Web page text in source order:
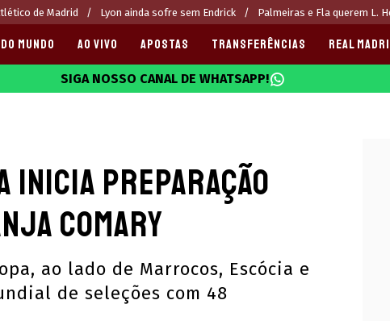
de Madrid Lyon ainda sofre sem Endrick Palmeiras e Fla querem L.
MUNDO AO VIVO APOSTAS TRANSFERÊNCIAS REAL
SIGA NOSSO CANAL DE WHATSAPP!
inicia preparação
Comary
ao lado de Marrocos, Escócia e
de seleções com 48